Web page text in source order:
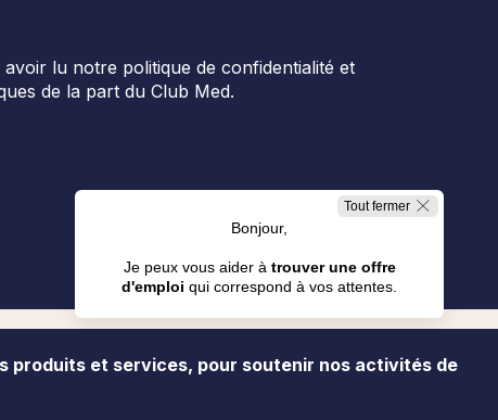
lu notre politique de confidentialité et
de la part du Club Med.
Presse Gestion des cookiesPlan du site
produits et services, pour soutenir nos activités de
Tout fermer
Bonjour,
Je peux vous aider à trouver une offre
d'emploi qui correspond à vos attentes.